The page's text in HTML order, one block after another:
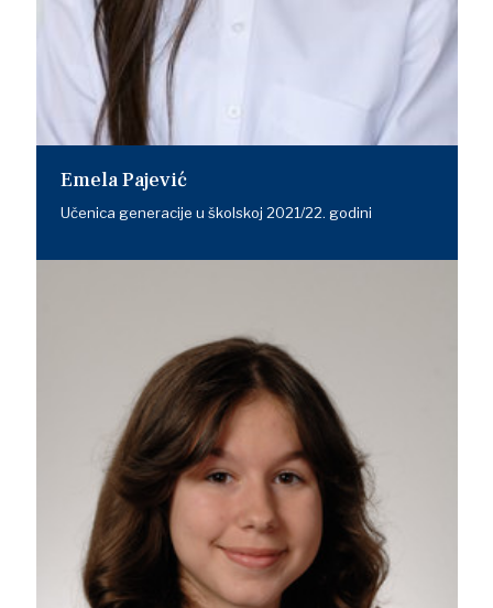
Emela Pajević
Učenica generacije u školskoj 2021/22. godini